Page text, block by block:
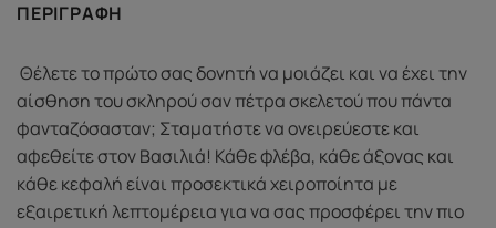
ΠΕΡΙΓΡΑΦΉ
Θέλετε το πρώτο σας δονητή να μοιάζει και να έχει την
αίσθηση του σκληρού σαν πέτρα σκελετού που πάντα
φανταζόσασταν; Σταματήστε να ονειρεύεστε και
αφεθείτε στον Βασιλιά! Κάθε φλέβα, κάθε άξονας και
κάθε κεφαλή είναι προσεκτικά χειροποίητα με
εξαιρετική λεπτομέρεια για να σας προσφέρει την πιο